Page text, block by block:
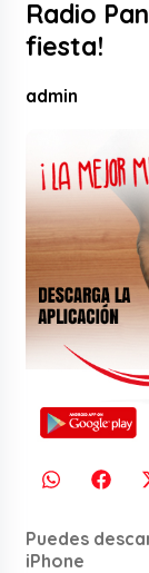
Radio
fiesta!
admin
Puedes
iPhone